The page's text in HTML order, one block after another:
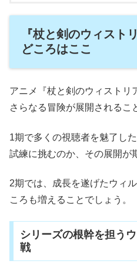
『杖と剣のウィスト
どころはここ
アニメ『杖と剣のウィストリ
さらなる冒険が展開されるこ
1期で多くの視聴者を魅了し
試練に挑むのか、その展開が
2期では、成長を遂げたウィ
ころも増えることでしょう。
シリーズの根幹を担う
戦